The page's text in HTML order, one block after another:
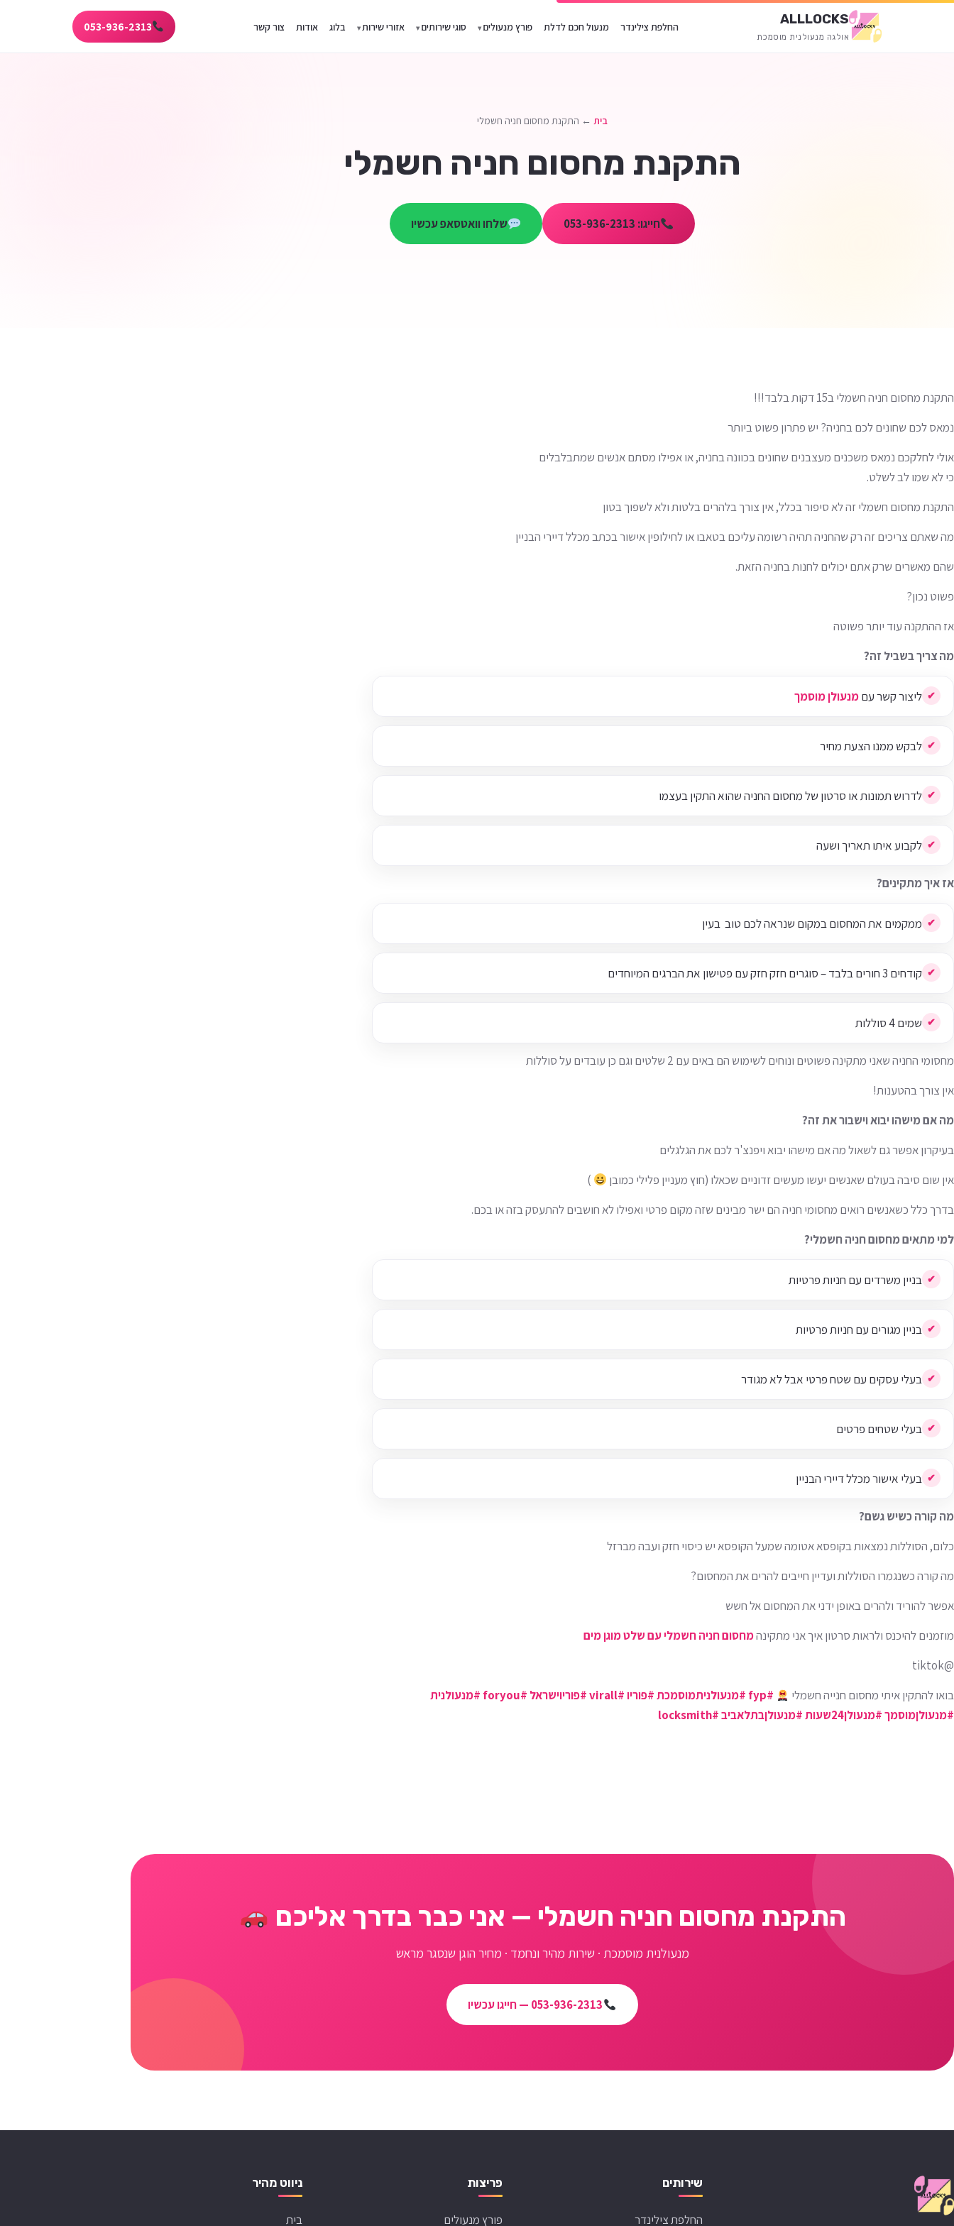
ALLLOCKS
אולגה מנעולנית מוסמכת
החלפת צילינדר מנעול חכם לדלת פורץ מנעולים סוגי שירותים אזורי שירות בלוג אודות צור קשר 053-936-2313
בית ← התקנת מחסום חניה חשמלי
התקנת מחסום חניה חשמלי
חייגו: 053-936-2313 שלחו וואטסאפ עכשיו
התקנת מחסום חניה חשמלי ב15 דקות בלבד!!!
נמאס לכם שחונים לכם בחניה? יש פתרון פשוט ביותר
אולי לחלקכם נמאס משכנים מעצבנים שחונים בכוונה בחניה, או אפילו מסתם אנשים שמתבלבלים
כי לא שמו לב לשלט.
התקנת מחסום חשמלי זה לא סיפור בכלל, אין צורך בלהרים בלטות ולא לשפוך בטון
מה שאתם צריכים זה רק שהחניה תהיה רשומה עליכם בטאבו או לחילופין אישור בכתב מכלל דיירי הבניין
שהם מאשרים שרק אתם יכולים לחנות בחניה הזאת.
פשוט נכון?
אז ההתקנה עוד יותר פשוטה
מה צריך בשביל זה?
ליצור קשר עםמנעולן מוסמך
לבקש ממנו הצעת מחיר
לדרוש תמונות או סרטון של מחסום החניה שהוא התקין בעצמו
לקבוע איתו תאריך ושעה
אז איך מתקינים?
ממקמים את המחסום במקום שנראה לכם טוב בעין
קודחים 3 חורים בלבד – סוגרים חזק חזק עם פטישון את הברגים המיוחדים
שמים 4 סוללות
מחסומי החניה שאני מתקינה פשוטים ונוחים לשימוש הם באים עם 2 שלטים וגם כן עובדים על סוללות
אין צורך בהטענות!
מה אם מישהו יבוא וישבור את זה?
בעיקרון אפשר גם לשאול מה אם מישהו יבוא ויפנצ'ר לכם את הגלגלים
אין שום סיבה בעולם שאנשים יעשו מעשים זדוניים שכאלו (חוץ מעניין פלילי כמובן
)
בדרך כלל כשאנשים רואים מחסומי חניה הם ישר מבינים שזה מקום פרטי ואפילו לא חושבים להתעסק בזה או בכם.
למי מתאים מחסום חניה חשמלי?
בניין משרדים עם חניות פרטיות
בניין מגורים עם חניות פרטיות
בעלי עסקים עם שטח פרטי אבל לא מגודר
בעלי שטחים פרטים
בעלי אישור מכלל דיירי הבניין
מה קורה כשיש גשם?
כלום, הסוללות נמצאות בקופסא אטומה שמעל הקופסא יש כיסוי חזק ועבה מברזל
מה קורה כשנגמרו הסוללות ועדיין חייבים להרים את המחסום?
אפשר להוריד ולהרים באופן ידני את המחסום אל חשש
מוזמנים להיכנס ולראות סרטון איך אני מתקינהמחסום חניה חשמלי עם שלט מוגן מים
@tiktok
בואו להתקין איתי מחסום חנייה חשמלי
#fyp #מנעולניתמוסמכת#פוריו#virall #פוריוישראל #foryou
#מנעולנית
#מנעולןמוסמך#מנעולן24שעות #מנעולןבתלאביב#locksmith
התקנת מחסום חניה חשמלי — אני כבר בדרך אליכם
מנעולנית מוסמכת · שירות מהיר ונחמד · מחיר הוגן שנסגר מראש
053-936-2313 — חייגו עכשיו
שירותים
החלפת צילינדר
פריצות
פורץ מנעולים
ניווט מהיר
בית